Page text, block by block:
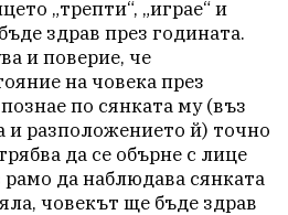
„трепти“, „играе“ и
здрав през годината.
и поверие, че
на човека през
по сянката му (въз
и разположението й) точно
да се обърне с лице
да наблюдава сянката
човекът ще бъде здрав